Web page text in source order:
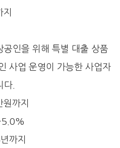
공인을 위해 특별 대출 상품
사업 운영이 가능한 사업자
다.
까지
까지